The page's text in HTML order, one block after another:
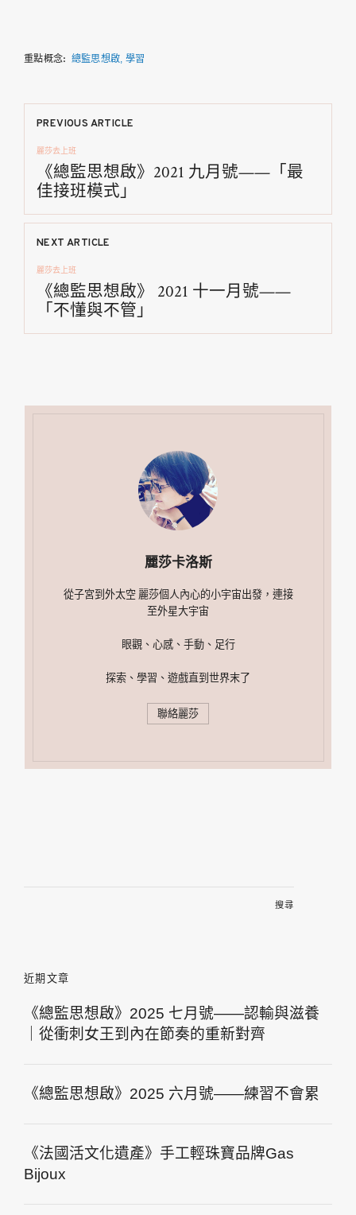
重點概念: 總監思想啟 學習
文
章
導
覽
PREVIOUS ARTICLE
麗莎去上班
《總監思想啟》2021 九月號——「最
佳接班模式」
NEXT ARTICLE
麗莎去上班
《總監思想啟》 2021 十一月號——
「不懂與不管」
麗莎卡洛斯
從子宮到外太空 麗莎個人內心的小宇宙出發，連接
至外星大宇宙
眼觀、心感、手動、足行
探索、學習、遊戲直到世界末了
聯絡麗莎
近期文章
《總監思想啟》2025 七月號——認輸與滋養
｜從衝刺女王到內在節奏的重新對齊
《總監思想啟》2025 六月號——練習不會累
《法國活文化遺產》手工輕珠寶品牌Gas
Bijoux